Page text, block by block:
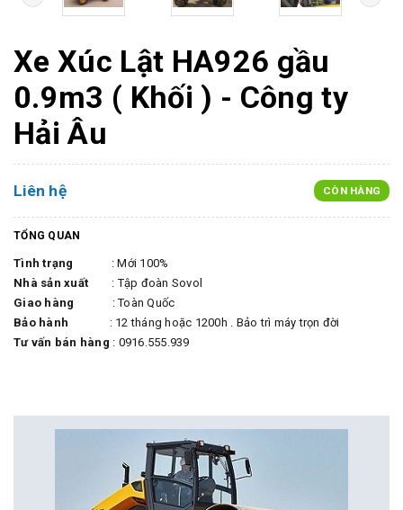
Xe Xúc Lật HA926 gầu
0.9m3 ( Khối ) - Công ty
Hải Âu
Liên hệ CÒN HÀNG
TỔNG QUAN
Tình trạng : Mới 100%
Nhà sản xuất : Tập đoàn Sovol
Giao hàng
: Toàn Quốc
Bảo hành
: 12 tháng hoặc 1200h . Bảo trì máy trọn đời
Tư vấn bán hàng : 0916.555.939